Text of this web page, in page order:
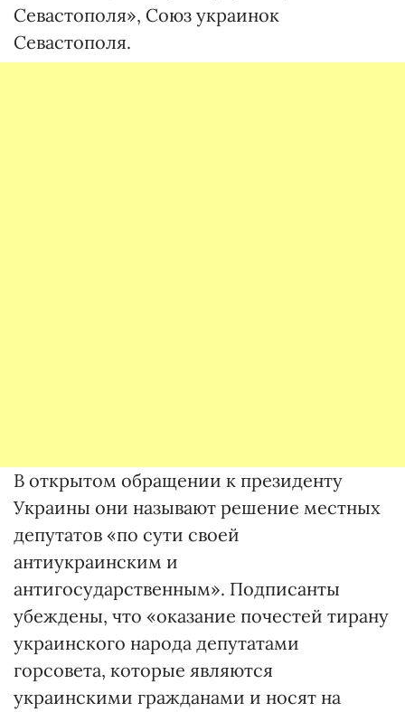
Севастополя», Союз украинок
Севастополя.
В открытом обращении к президенту
Украины они называют решение местных
депутатов «по сути своей
антиукраинским и
антигосударственным». Подписанты
убеждены, что «оказание почестей тирану
украинского народа депутатами
горсовета, которые являются
украинскими гражданами и носят на